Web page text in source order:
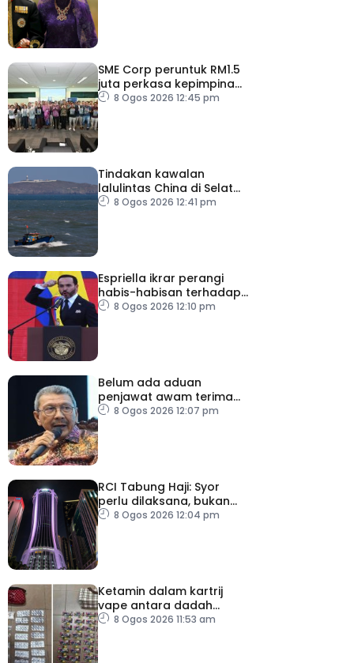
SME Corp peruntuk RM1.5
juta perkasa kepimpinan
90 PMKS
8 Ogos 2026 12:45 pm
Tindakan kawalan
lalulintas China di Selat
Taiwan ‘tidak masuk akal’
8 Ogos 2026 12:41 pm
Espriella ikrar perangi
habis-habisan terhadap
pengganas narkotik
8 Ogos 2026 12:10 pm
Belum ada aduan
penjawat awam terima
tekanan daripada ahli
8 Ogos 2026 12:07 pm
RCI Tabung Haji: Syor
perlu dilaksana, bukan
sekadar laporan – Pakar
8 Ogos 2026 12:04 pm
Ketamin dalam kartrij
vape antara dadah
dirampas, seorang lelaki
8 Ogos 2026 11:53 am